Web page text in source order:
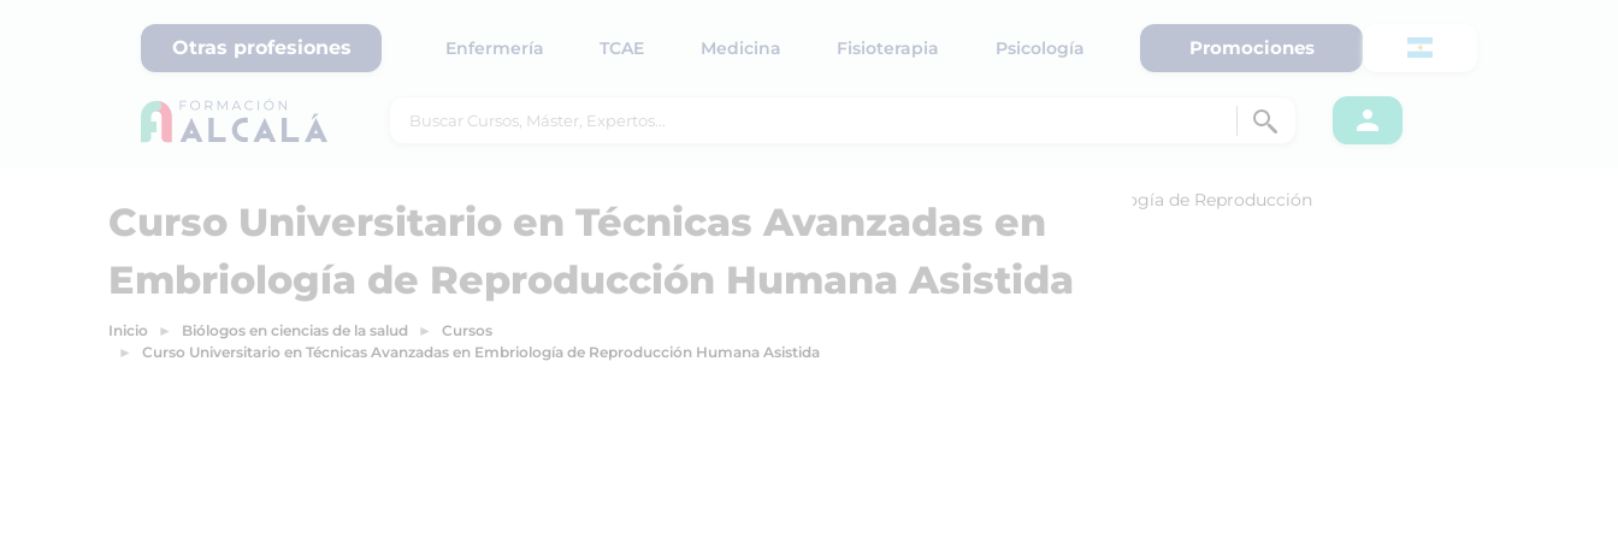
Otras profesiones Enfermería TCAE Medicina Fisioterapia Psicología Promociones
Curso Universitario en Técnicas Avanzadas en
Embriología de Reproducción Humana Asistida
Inicio Biólogos en ciencias de la salud
Cursos
Curso Universitario en Técnicas Avanzadas en Embriología de Reproducción Humana Asistida